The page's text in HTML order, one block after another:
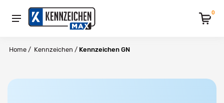
0
Home / Kennzeichen / Kennzeichen GN